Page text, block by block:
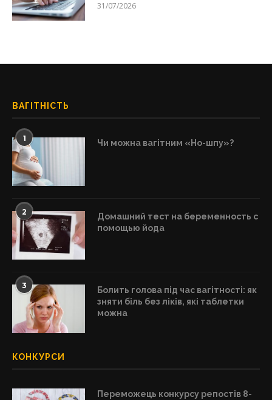
31/07/2026
ВАГІТНІСТЬ
1 Чи можна вагітним «Но-шпу»?
2
Домашний тест на беременность с
помощью йода
3
Болить голова під час вагітності: як
зняти біль без ліків, які таблетки
можна
КОНКУРСИ
Переможець конкурсу репостів 8-